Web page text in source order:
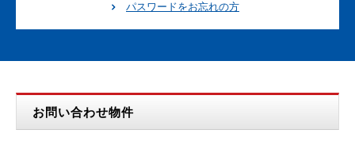
パスワードをお忘れの方
お問い合わせ物件